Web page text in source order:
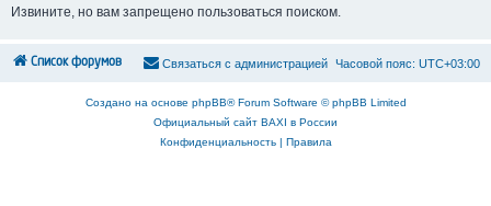
Извините, но вам запрещено пользоваться поиском.
Список форумов Часовой пояс: UTC+03:00
Связаться с администрацией
Создано на основе phpBB® Forum Software © phpBB Limited
Официальный сайт BAXI в России
Конфиденциальность| Правила